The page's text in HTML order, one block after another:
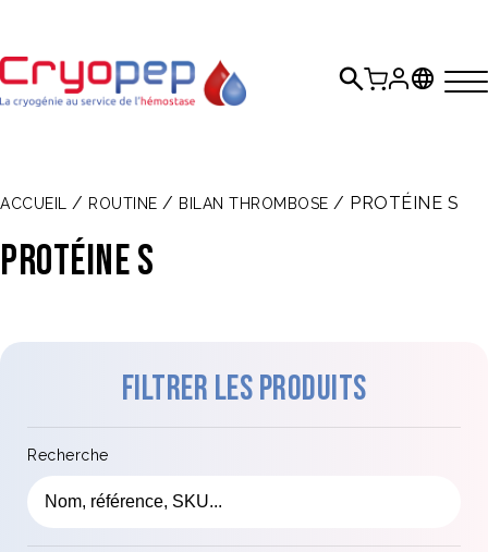
ACCUEIL / ROUTINE / BILAN THROMBOSE / PROTÉINE S
PROTÉINE S
Filtrer les produits
Recherche